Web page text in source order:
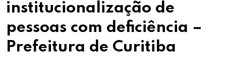
institucionalização de
pessoas com deficiência –
Prefeitura de Curitiba